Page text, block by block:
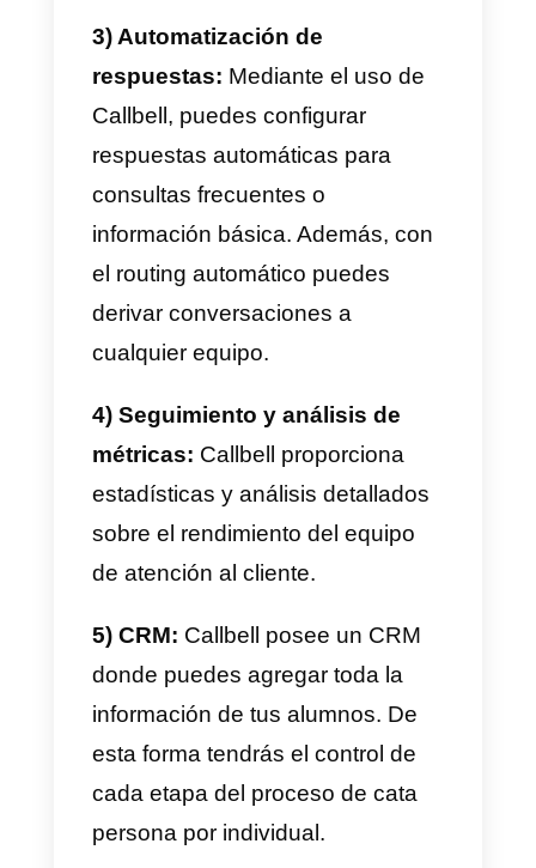
individualizado:
para gestionar conversaciones
individuales con estudiantes a
través de WhatsApp.
y aprovechar las capacidades de
Callbell en combinación con
WhatsApp, podrás fomentar la
interacción del público,
estudiantes y profesores en las
instituciones educativas.